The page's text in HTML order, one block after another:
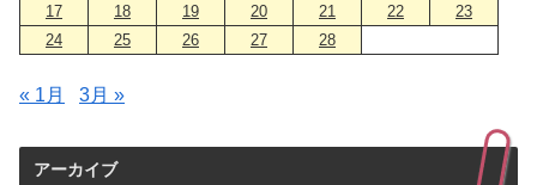
17
18 19 20 21 22
23
24
25 26 27 28
« 1月 3月 »
アーカイブ